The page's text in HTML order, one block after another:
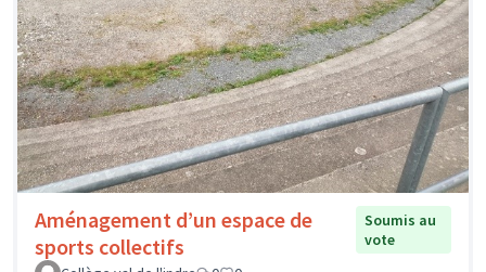
Aménagement d’un espace de
sports collectifs
Soumis au
vote